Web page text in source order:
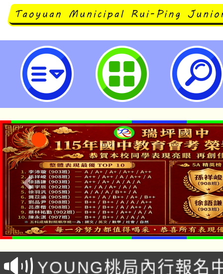
仁德醫護管理專科學校「115學年
直升碩士 × 海外留學 × 國際醫護
入學說明會」-桃園市立瑞坪國民中
「本色祭」8/29、30在
場熱烈登場!
8/21下午1時於龍潭區
徵才活動。
YOUNG桃局內行報名